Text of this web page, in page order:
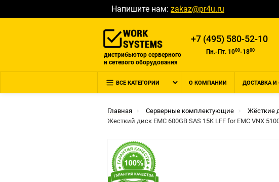
Напишите нам: zakaz@pr4u.ru
дистрибьютор серверного
и сетевого оборудования
+7 (495) 580-52-10
Пн.-Пт. 1000-1800
ВСЕ КАТЕГОРИИ О КОМПАНИИ ДОСТАВКА И
Главная Серверные комплектующие
Жёсткие
Жесткий диск EMC 600GB SAS 15K LFF for EMC VNX